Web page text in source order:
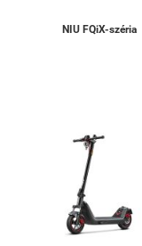
NIU FQiX-széria